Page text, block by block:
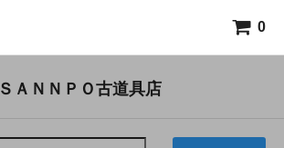
0
ＳＡＮＮＰＯ古道具店